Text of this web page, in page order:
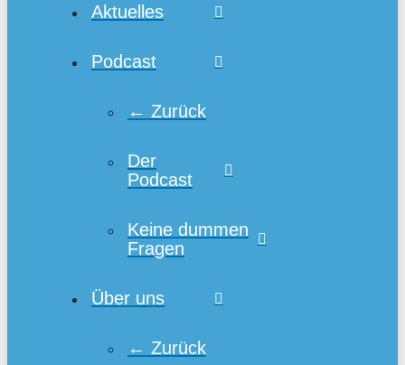
Aktuelles
Podcast
← Zurück
Der
Podcast
Keine dummen
Fragen
Über uns
← Zurück